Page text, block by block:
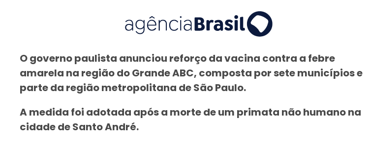
O governo paulista anunciou reforço da vacina contra a febre
amarela na região do Grande ABC, composta por sete municípios e
parte da região metropolitana de São Paulo.
A medida foi adotada após a morte de um primata não humano na
cidade de Santo André.